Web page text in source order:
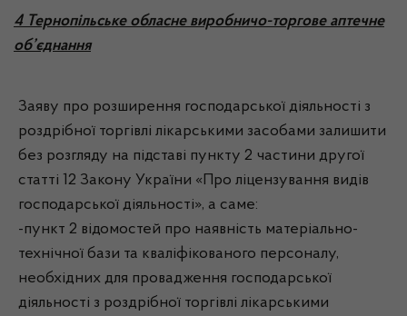
4 Тернопільське обласне виробничо-торгове аптечне
об’єднання
Заяву про розширення господарської діяльності з
роздрібної торгівлі лікарськими засобами залишити
без розгляду на підставі пункту 2 частини другої
статті 12 Закону України «Про ліцензування видів
господарської діяльності», а саме:
-пункт 2 відомостей про наявність матеріально-
технічної бази та кваліфікованого персоналу,
необхідних для провадження господарської
діяльності з роздрібної торгівлі лікарськими